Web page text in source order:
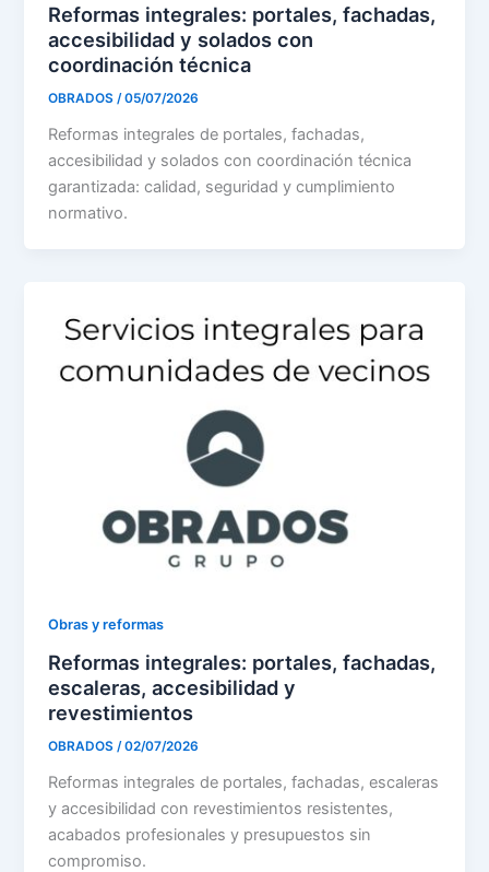
Reformas integrales: portales, fachadas,
accesibilidad y solados con
coordinación técnica
OBRADOS /05/07/2026
Reformas integrales de portales, fachadas,
accesibilidad y solados con coordinación técnica
garantizada: calidad, seguridad y cumplimiento
normativo.
Obras y reformas
Reformas integrales: portales, fachadas,
escaleras, accesibilidad y
revestimientos
OBRADOS/02/07/2026
Reformas integrales de portales, fachadas, escaleras
y accesibilidad con revestimientos resistentes,
acabados profesionales y presupuestos sin
compromiso.